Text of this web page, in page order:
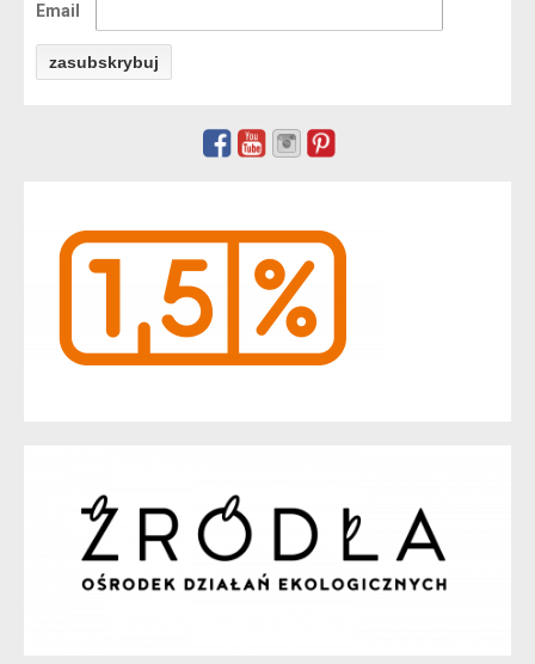
Email